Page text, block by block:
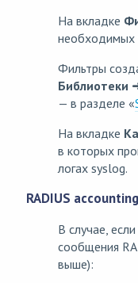
На вкладке
необходимых
Фильтры
Библиотеки
— в разделе «
На вкладке
в которых
логах syslog.
RADIUS accounting
В случае,
сообщения
выше):